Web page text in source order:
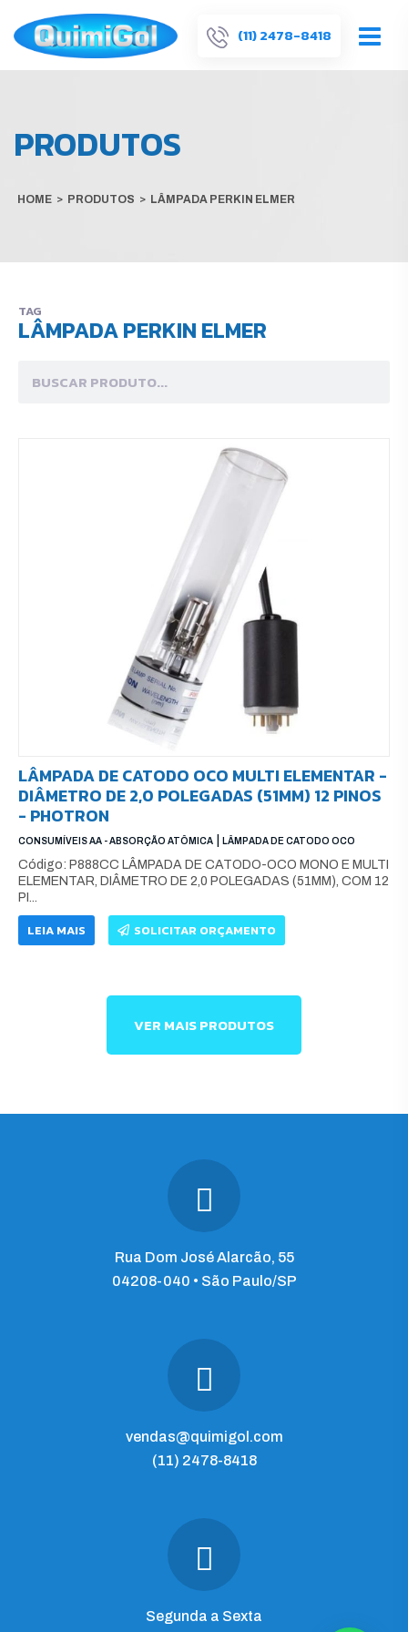
(11) 2478-8418
PRODUTOS
HOME > PRODUTOS > LÂMPADA PERKIN ELMER
TAG
LÂMPADA PERKIN ELMER
LÂMPADA DE CATODO OCO MULTI ELEMENTAR -
DIÂMETRO DE 2,0 POLEGADAS (51MM) 12 PINOS
- PHOTRON
CONSUMÍVEIS AA - ABSORÇÃO ATÔMICA LÂMPADA DE CATODO OCO
Código: P888CC LÂMPADA DE CATODO-OCO MONO E MULTI
ELEMENTAR, DIÂMETRO DE 2,0 POLEGADAS (51MM), COM 12
PI...
LEIA MAIS SOLICITAR ORÇAMENTO
VER MAIS PRODUTOS
Rua Dom José Alarcão, 55
04208-040 • São Paulo/SP
vendas@quimigol.com
(11) 2478-8418
Segunda a Sexta